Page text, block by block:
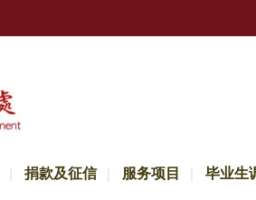
捐款及征信 服务项目 毕业生